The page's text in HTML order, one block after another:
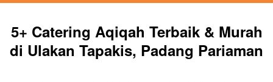
5+ Catering Aqiqah Terbaik & Murah
di Ulakan Tapakis, Padang Pariaman